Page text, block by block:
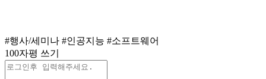
#행사/세미나 #인공지능 #소프트웨어
100자평 쓰기